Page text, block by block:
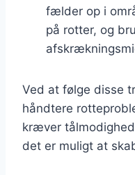
fælder op i
på rotter, og
Ved at følge disse
håndtere
kræver
det er muligt at